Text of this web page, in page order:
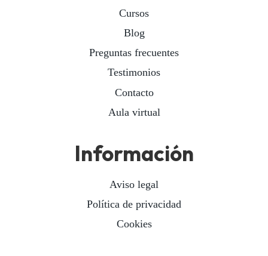
Cursos
Blog
Preguntas frecuentes
Testimonios
Contacto
Aula virtual
Información
Aviso legal
Política de privacidad
Cookies